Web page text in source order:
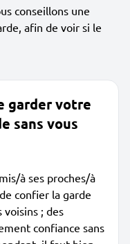
conseillons une
afin de voir si le
garder votre
sans vous
à ses proches/à
confier la garde
voisins ; des
confiance sans